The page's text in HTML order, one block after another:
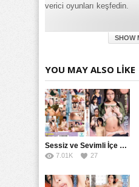
verici oyunları keşfedin.
Pinging Ping Show izle, Çift
Gösterisi: Topları ve Pong
Dildos ile Büyük Penetrasyon
Pinging Ping Show türkçe
SHOW
YOU MAY ALSO LIKE
Sessiz ve Sevimli İçe Dönükler İçin Kremalı Pastalar: 后藤えmi ve KTRA’nın Özel Tarifesi
7.01K 27